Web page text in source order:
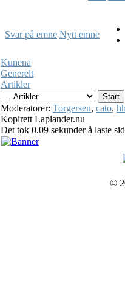
Svar på emne Nytt emne
Kunena
Generelt
Artikler
Moderatorer: Torgersen, cato,
Kopirett Laplander.nu
Det tok 0.09 sekunder å laste
©